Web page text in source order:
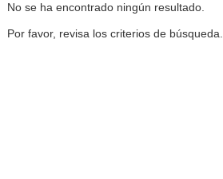
No se ha encontrado ningún resultado.
Por favor, revisa los criterios de búsqueda.